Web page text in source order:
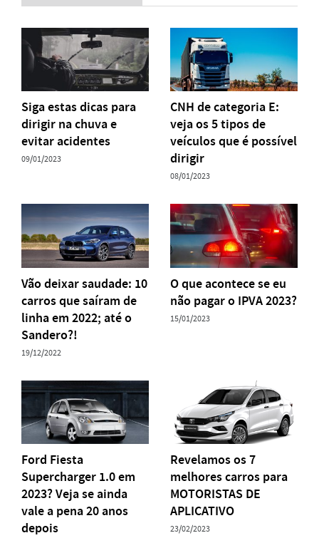
Siga estas dicas para
dirigir na chuva e
evitar acidentes
09/01/2023
CNH de categoria E:
veja os 5 tipos de
veículos que é possível
dirigir
08/01/2023
Vão deixar saudade: 10
carros que saíram de
linha em 2022; até o
Sandero?!
19/12/2022
O que acontece se eu
não pagar o IPVA 2023?
15/01/2023
Ford Fiesta
Supercharger 1.0 em
2023? Veja se ainda
vale a pena 20 anos
depois
Revelamos os 7
melhores carros para
MOTORISTAS DE
APLICATIVO
23/02/2023